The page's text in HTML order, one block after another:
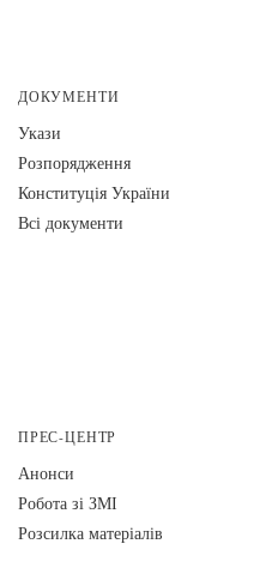
ДОКУМЕНТИ
Укази
Розпорядження
Конституція України
Всі документи
ПРЕС-ЦЕНТР
Анонси
Робота зі ЗМІ
Розсилка матеріалів